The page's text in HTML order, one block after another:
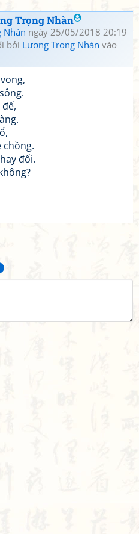
Trọng Nhàn
Nhàn ngày 25/05/2018 20:19
bởi Lương Trọng Nhàn vào
chồng.
đổi.